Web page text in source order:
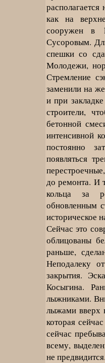
как на
сооружен в
Сусоровым.
спешки со
Молодежи,
Стремление
заменили на
и при
строители,
бетонной
интенсивной
постоянно
появляться
до ремонта. И
кольца за
обновленным
историческое
Сейчас это
облицованы
раньше,
Неподалеку
закрытия.
Косыгина.
лыжниками.
лыжами вверх
которая
сейчас
всему,
не